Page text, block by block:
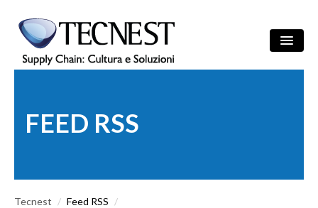
CULTURA
FEED RSS
Tecnest / Feed RSS /